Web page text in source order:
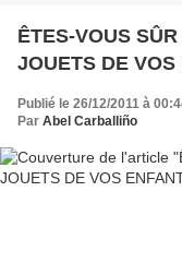
ÊTES-VOUS
JOUETS DE
Publié le 26/12/2011 à
Par Abel Carballiño